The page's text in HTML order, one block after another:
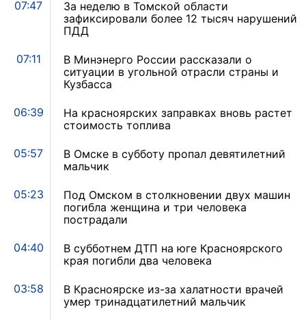
07:47
За неделю в Томской области
зафиксировали более 12 тысяч нарушений
ПДД
07:11
В Минэнерго России рассказали о
ситуации в угольной отрасли страны и
Кузбасса
06:39
На красноярских заправках вновь растет
стоимость топлива
05:57
В Омске в субботу пропал девятилетний
мальчик
05:23
Под Омском в столкновении двух машин
погибла женщина и три человека
пострадали
04:40
В субботнем ДТП на юге Красноярского
края погибли два человека
03:58
В Красноярске из-за халатности врачей
умер тринадцатилетний мальчик